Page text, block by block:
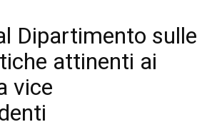
Dipartimento sulle
attinenti ai
vice